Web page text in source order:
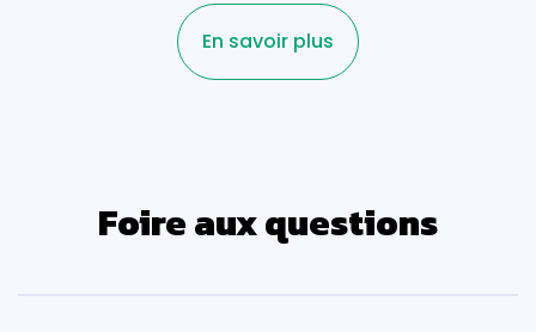
En savoir plus
Foire aux questions